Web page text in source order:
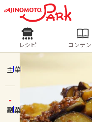
ログイン
ホーム
レシピ
人気の食材・レシ
きゅうり な
レシピ コンテ
主菜
副菜